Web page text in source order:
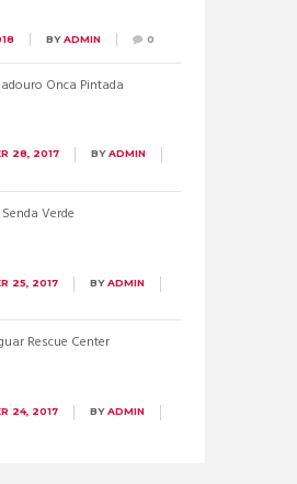
BYADMIN 0
Onca Pintada
28, 2017 BYADMIN
Verde
25, 2017 BYADMIN
Rescue Center
24, 2017 BYADMIN